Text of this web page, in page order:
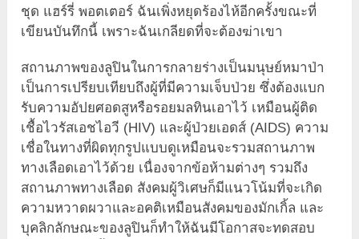
ชุด แฮร์รี่ พอตเตอร์ ฉันเพิ่งหยุดร้องไห้อีกครั้งขณะที่
เขียนบันทึกนี้ เพราะฉันเกลียดที่จะต้องฆ่าเขา
สถานภาพของลูปินในการกลายร่างเป็นมนุษย์หมาป่า
เป็นการเปรียบเทียบถึงผู้ที่มีความเจ็บป่วย ซึ่งต้องแบก
รับความอัปยศอดสูหรือรอยมลทินเอาไว้ เหมือนผู้ติด
เชื้อไวรัสเอชไอวี (HIV) และผู้ป่วยเอดส์ (AIDS) ความ
เชื่อในทางที่ผิดทุกรูปแบบดูเหมือนจะรวมสถานภาพ
ทางเลือดเอาไว้ด้วย เนื่องจากข้อห้ามต่างๆ รวมถึง
สถานภาพทางเลือด สังคมผู้วิเศษก็มีแนวโน้มที่จะเกิด
ความหวาดผวาและอคติเหมือนสังคมของมักเกิ้ล และ
บุคลิกลักษณะของลูปินก็ทำให้ฉันมีโอกาสจะทดสอบ